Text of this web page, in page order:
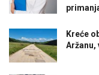
Kreće
Aržanu,